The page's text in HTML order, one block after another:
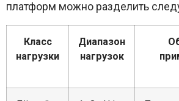
платформ можно разделить
Класс
нагрузки
Диапазон
нагрузок